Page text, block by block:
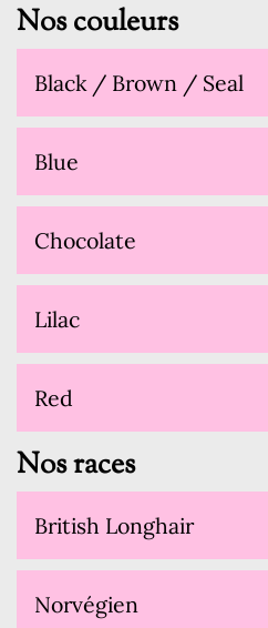
Nos couleurs
Black / Brown / Seal
Blue
Chocolate
Lilac
Red
Nos races
British Longhair
Norvégien